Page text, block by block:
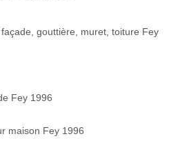
gouttière, muret, toiture Fey
Fey 1996
maison Fey 1996